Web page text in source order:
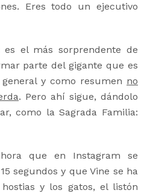
Eres todo un ejecutivo
es el más sorprendente de
parte del gigante que es
y como resumen no
. Pero ahí sigue, dándolo
como la Sagrada Familia:
que en Instagram se
segundos y que Vine se ha
y los gatos, el listón